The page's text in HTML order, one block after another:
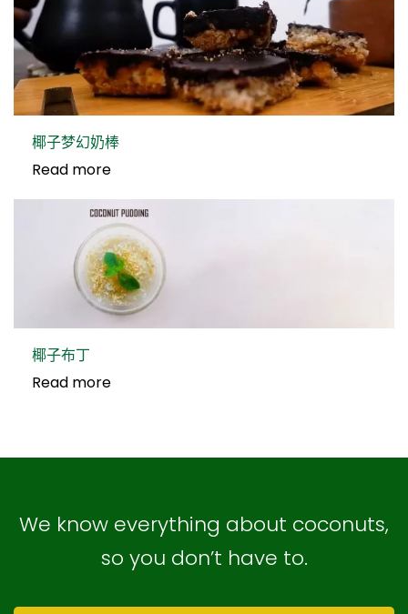
椰子梦幻奶棒
Read more
椰子布丁
Read more
We know everything about coconuts,
so you don’t have to.